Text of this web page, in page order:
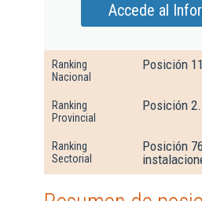
Accede al
Ranking
Nacional
Posición
Ranking
Provincial
Posición
Ranking
Sectorial
Posición